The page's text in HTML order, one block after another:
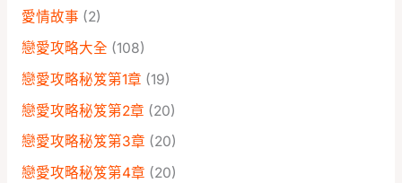
愛情故事 (2)
戀愛攻略大全 (108)
戀愛攻略秘笈第1章 (19)
戀愛攻略秘笈第2章 (20)
戀愛攻略秘笈第3章 (20)
戀愛攻略秘笈第4章 (20)